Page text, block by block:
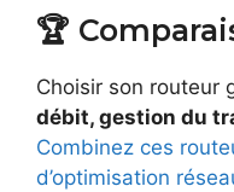
🏆
Choisir son routeur
débit, gestion du
Combinez ces
d’optimisation